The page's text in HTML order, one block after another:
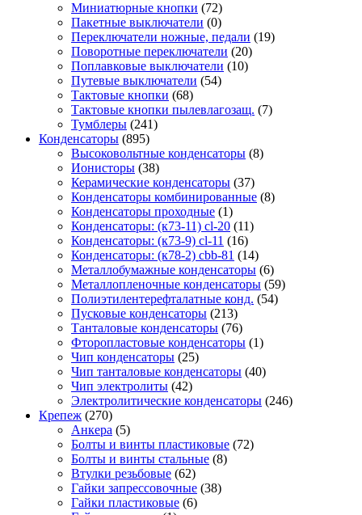
Миниатюрные кнопки (72)
Пакетные выключатели (0)
Переключатели ножные, педали (19)
Поворотные переключатели (20)
Поплавковые выключатели (10)
Путевые выключатели (54)
Тактовые кнопки (68)
Тактовые кнопки пылевлагозащ. (7)
Тумблеры (241)
Конденсаторы (895)
Высоковольтные конденсаторы (8)
Ионисторы (38)
Керамические конденсаторы (37)
Конденсаторы комбинированные (8)
Конденсаторы проходные (1)
Конденсаторы: (к73-11) cl-20 (11)
Конденсаторы: (к73-9) cl-11 (16)
Конденсаторы: (к78-2) cbb-81 (14)
Металлобумажные конденсаторы (6)
Металлопленочные конденсаторы (59)
Полиэтилентерефталатные конд. (54)
Пусковые конденсаторы (213)
Танталовые конденсаторы (76)
Фторопластовые конденсаторы (1)
Чип конденсаторы (25)
Чип танталовые конденсаторы (40)
Чип электролиты (42)
Электролитические конденсаторы (246)
Крепеж (270)
Анкера (5)
Болты и винты пластиковые (72)
Болты и винты стальные (8)
Втулки резьбовые (62)
Гайки запрессовочные (38)
Гайки пластиковые (6)